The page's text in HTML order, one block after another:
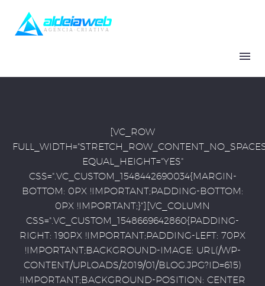
[VC_ROW
EQUAL_HEIGHT="YES"
CSS=".VC_CUSTOM_1548442690034{MARGIN-
BOTTOM: 0PX !IMPORTANT;PADDING-BOTTOM:
0PX !IMPORTANT;}"][VC_COLUMN
CSS=".VC_CUSTOM_1548669642860{PADDING-
RIGHT: 190PX !IMPORTANT;PADDING-LEFT: 70PX
!IMPORTANT;BACKGROUND-IMAGE: URL(/WP-
CONTENT/UPLOADS/2019/01/BLOG.JPG?ID=615)
!IMPORTANT;BACKGROUND-POSITION: CENTER